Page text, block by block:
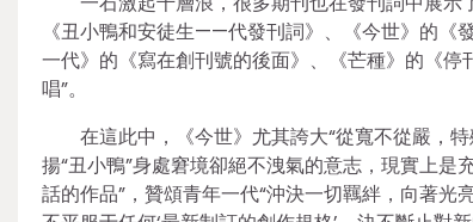
《丑小鴨和安徒生——代發刊詞》、《今世》的《
一代》的《寫在創刊號的後面》、《芒種》的《停
唱”。
在這此中，《今世》尤其誇大“從寬不從嚴，
揚“丑小鴨”身處窘境卻絕不洩氣的意志，現實上
話的作品”，贊頌青年一代“沖決一切羈絆，向著